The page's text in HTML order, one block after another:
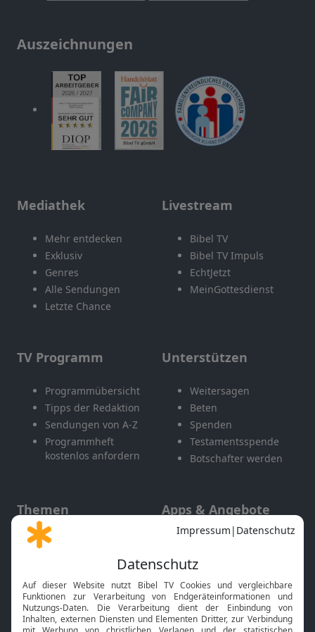
Auszeichnungen
Mediathek
Mehr entdecken
Exklusiv
Genres
Alle Sendungen
Letzte Chance
Livestream
Bibel TV
Bibel TV Impuls
EchtJetzt
MeinGottesdienst
TV Programm
Programmübersicht
Tipps der Redaktion
Sendungen von A-Z
Programmheft
kostenlos anfordern
Unterstützen
Weitersagen
Beten
Spenden
Testamentsspende
Botschafter werden
Themen
Gott und Bibel erklärt
Neuigkeiten
Apps & Angebote
Mobile App
Smart TV
HbbTV
Bibelthek Online-Bibel